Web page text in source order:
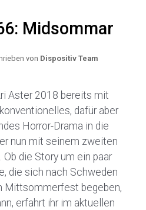
Midsommar
von Dispositiv Team
Aster 2018 bereits mit
dafür aber
Horror-Drama in die
nun mit seinem zweiten
die Story um ein paar
die sich nach Schweden
Mittsommerfest begeben,
erfahrt ihr im aktuellen